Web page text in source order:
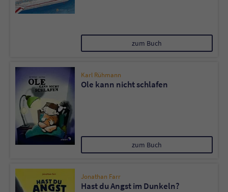
zum Buch
Karl Rühmann
Ole kann nicht schlafen
zum Buch
Jonathan Farr
Hast du Angst im Dunkeln?